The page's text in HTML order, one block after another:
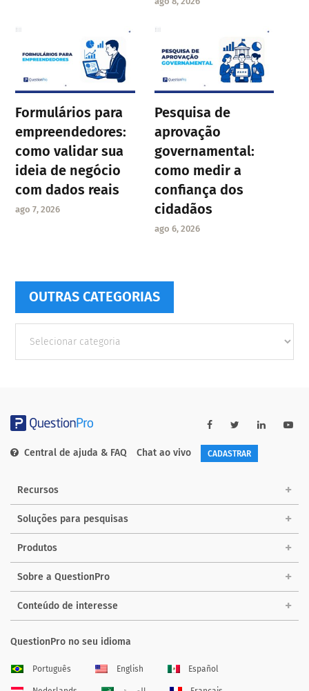
Formulários para
empreendedores:
como validar sua
ideia de negócio
com dados reais
ago 7, 2026
Pesquisa de
aprovação
governamental:
como medir a
confiança dos
cidadãos
ago 6, 2026
OUTRAS CATEGORIAS
Categorias
Central de ajuda & FAQ Chat ao vivo CADASTRAR
Recursos
Soluções para pesquisas
Produtos
Sobre a QuestionPro
Conteúdo de interesse
QuestionPro no seu idioma
Português English Español